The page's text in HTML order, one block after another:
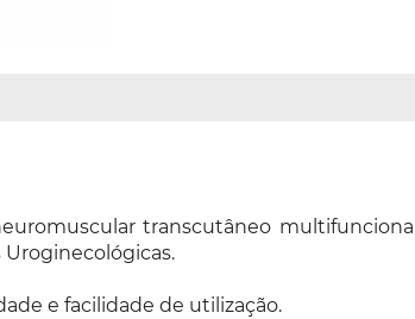
transcutâneo
e facilidade de utilização.